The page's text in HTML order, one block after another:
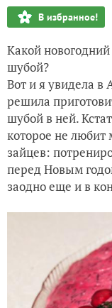
Растущий стульчик
CineBox Home
Жил был пень.
Портативный
Тапок
В избранное!
Какой
шубой?
Вот и я увидела
решила
шубой в ней.
которое не
зайцев:
перед Новым
заодно еще и в